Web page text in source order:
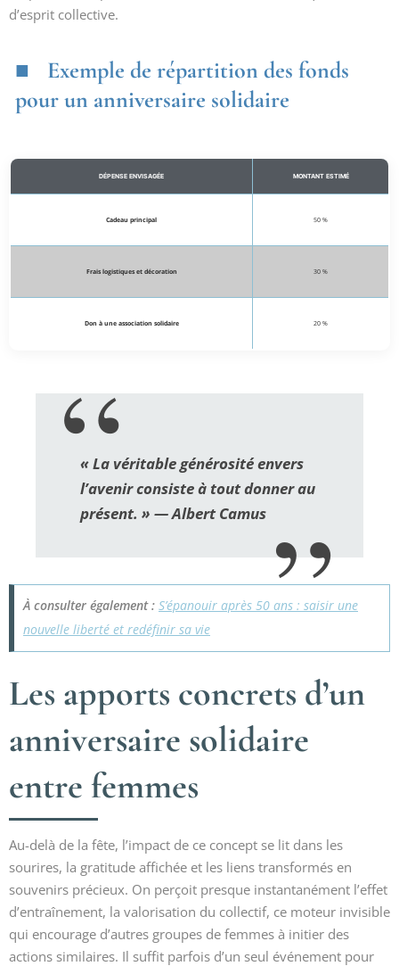
d’esprit collective.
Exemple de répartition des fonds
pour un anniversaire solidaire
DÉPENSE ENVISAGÉE MONTANT ESTIMÉ
Cadeau principal 50 %
Frais logistiques et décoration 30 %
Don à une association solidaire 20 %
« La véritable générosité envers
l’avenir consiste à tout donner au
présent. » — Albert Camus
À consulter également : S’épanouir après 50 ans : saisir une
nouvelle liberté et redéfinir sa vie
Les apports concrets d’un
anniversaire solidaire
entre femmes
Au-delà de la fête, l’impact de ce concept se lit dans les
sourires, la gratitude affichée et les liens transformés en
souvenirs précieux. On perçoit presque instantanément l’effet
d’entraînement, la valorisation du collectif, ce moteur invisible
qui encourage d’autres groupes de femmes à initier des
actions similaires. Il suffit parfois d’un seul événement pour